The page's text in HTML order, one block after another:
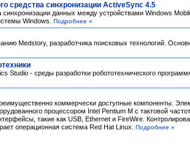
средства синхронизации ActiveSync 4.5
данных между устройствами Windows
Windows. Подробнее »
Medstory, разработчика поисковых технологий.
Studio - среды разработки робототехнического
коммерчески доступные компоненты.
процессором Intel Pentium M с тактовой
такие как USB, Ethernet и FireWire.
операционная система Red Hat Linux. Подробнее »